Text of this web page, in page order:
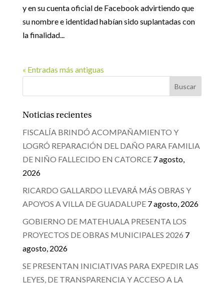
y en su cuenta oficial de Facebook advirtiendo que
su nombre e identidad habían sido suplantadas con
la finalidad...
« Entradas más antiguas
Noticias recientes
FISCALÍA BRINDÓ ACOMPAÑAMIENTO Y
LOGRÓ REPARACIÓN DEL DAÑO PARA FAMILIA
DE NIÑO FALLECIDO EN CATORCE 7 agosto,
2026
RICARDO GALLARDO LLEVARÁ MÁS OBRAS Y
APOYOS A VILLA DE GUADALUPE 7 agosto, 2026
GOBIERNO DE MATEHUALA PRESENTA LOS
PROYECTOS DE OBRAS MUNICIPALES 2026 7
agosto, 2026
SE PRESENTAN INICIATIVAS PARA EXPEDIR LAS
LEYES, DE TRANSPARENCIA Y ACCESO A LA